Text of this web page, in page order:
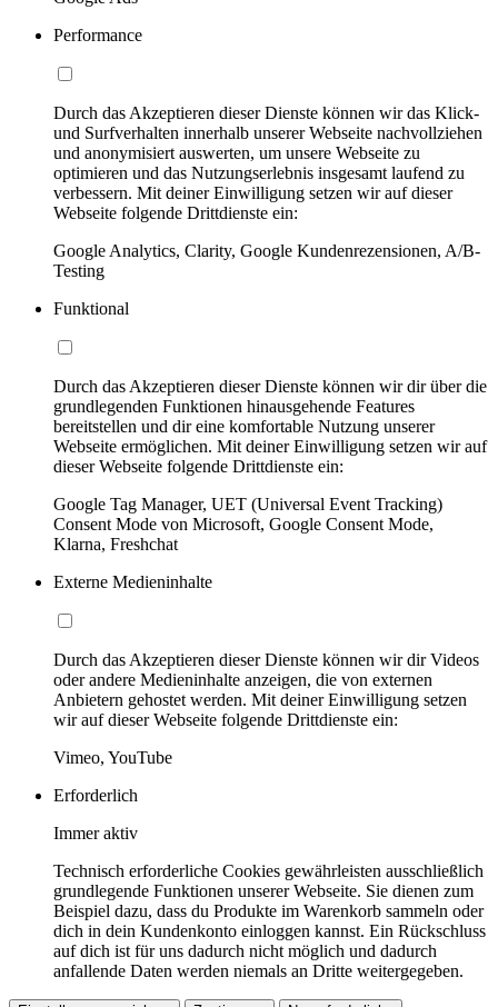
Performance
Durch das Akzeptieren dieser Dienste können wir das Klick-
und Surfverhalten innerhalb unserer Webseite nachvollziehen
und anonymisiert auswerten, um unsere Webseite zu
optimieren und das Nutzungserlebnis insgesamt laufend zu
verbessern. Mit deiner Einwilligung setzen wir auf dieser
Webseite folgende Drittdienste ein:
Google Analytics, Clarity, Google Kundenrezensionen, A/B-
Testing
Funktional
Durch das Akzeptieren dieser Dienste können wir dir über die
grundlegenden Funktionen hinausgehende Features
bereitstellen und dir eine komfortable Nutzung unserer
Webseite ermöglichen. Mit deiner Einwilligung setzen wir auf
dieser Webseite folgende Drittdienste ein:
Google Tag Manager, UET (Universal Event Tracking)
Consent Mode von Microsoft, Google Consent Mode,
Klarna, Freshchat
Externe Medieninhalte
Durch das Akzeptieren dieser Dienste können wir dir Videos
oder andere Medieninhalte anzeigen, die von externen
Anbietern gehostet werden. Mit deiner Einwilligung setzen
wir auf dieser Webseite folgende Drittdienste ein:
Vimeo, YouTube
Erforderlich
Immer aktiv
Technisch erforderliche Cookies gewährleisten ausschließlich
grundlegende Funktionen unserer Webseite. Sie dienen zum
Beispiel dazu, dass du Produkte im Warenkorb sammeln oder
dich in dein Kundenkonto einloggen kannst. Ein Rückschluss
auf dich ist für uns dadurch nicht möglich und dadurch
anfallende Daten werden niemals an Dritte weitergegeben.